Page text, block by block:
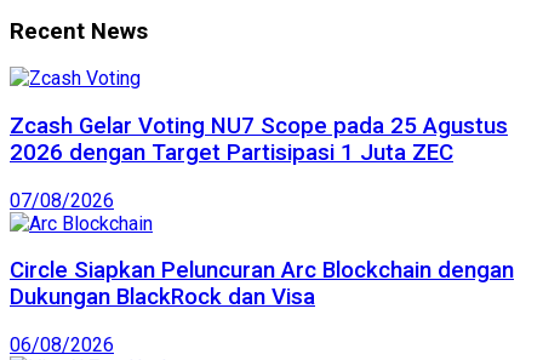
Recent News
Zcash Gelar Voting NU7 Scope pada 25 Agustus
2026 dengan Target Partisipasi 1 Juta ZEC
07/08/2026
Circle Siapkan Peluncuran Arc Blockchain dengan
Dukungan BlackRock dan Visa
06/08/2026